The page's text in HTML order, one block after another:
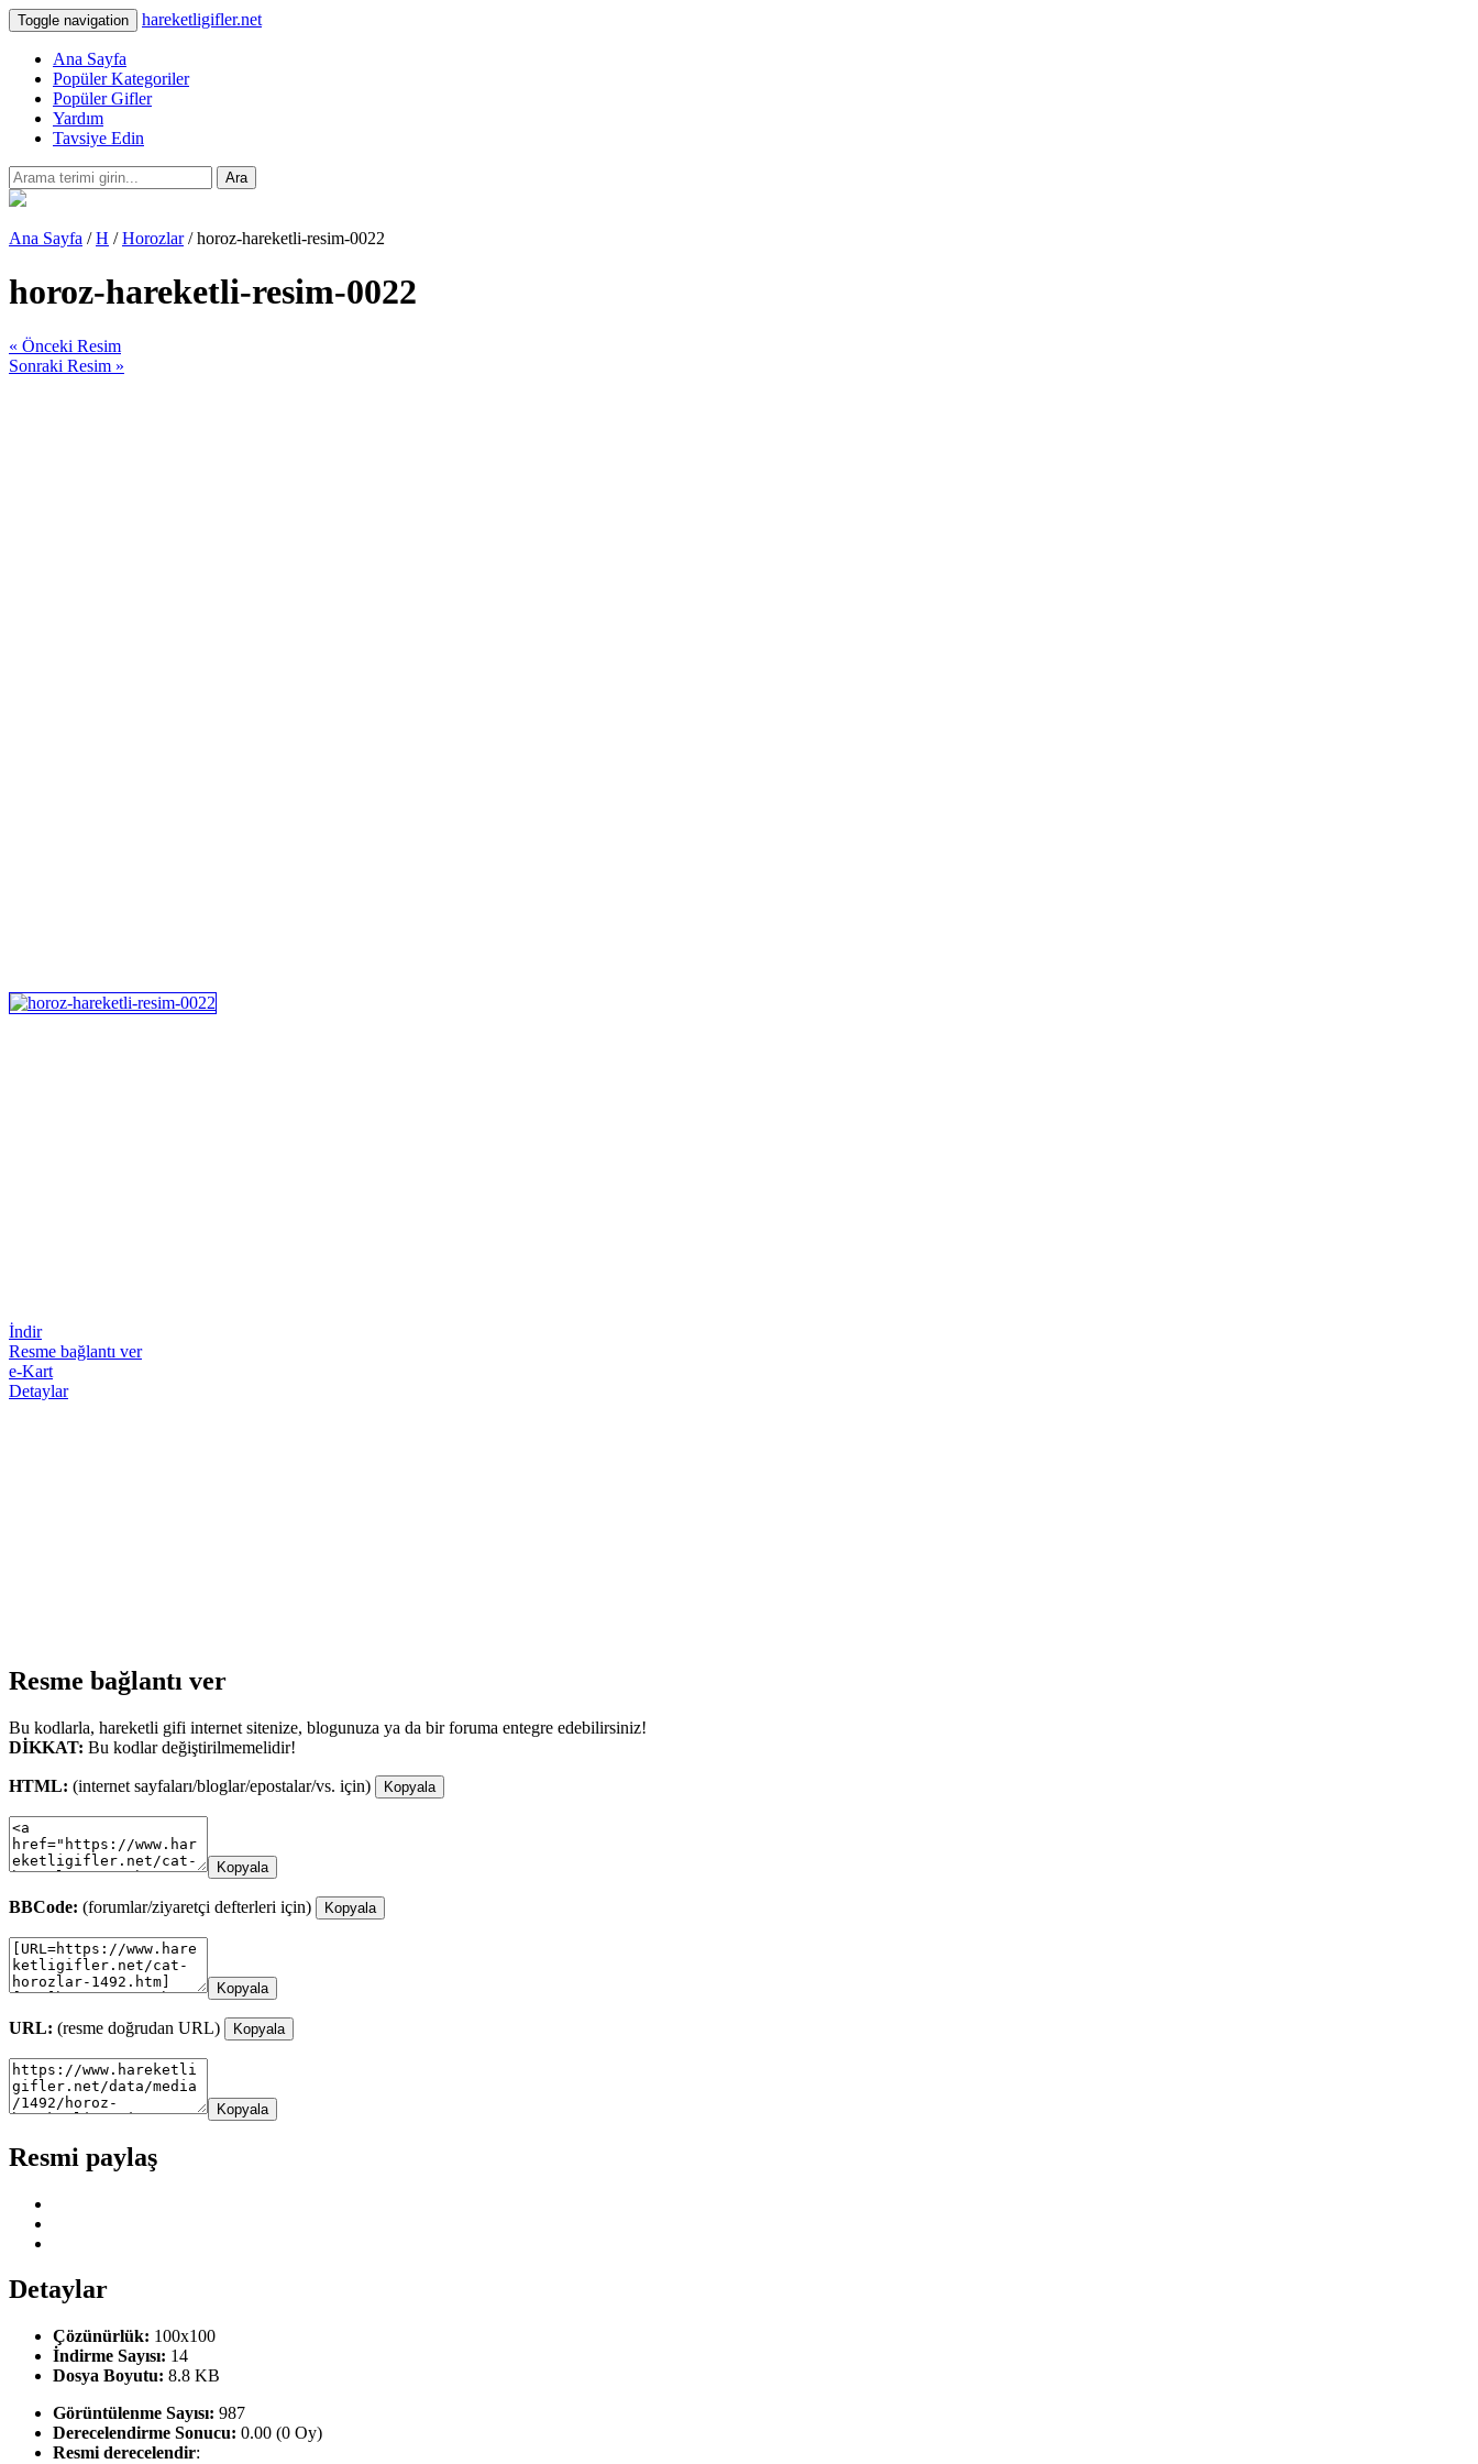
Toggle navigation hareketligifler.net
Ana Sayfa
Popüler Kategoriler
Popüler Gifler
Yardım
Tavsiye Edin
Ara
Ana Sayfa /H /Horozlar/ horoz-hareketli-resim-0022
horoz-hareketli-resim-0022
« Önceki Resim
Sonraki Resim »
İndir
Resme bağlantı ver
e-Kart
Detaylar
Resme bağlantı ver
Bu kodlarla, hareketli gifi internet sitenize, blogunuza ya da bir foruma entegre edebilirsiniz!
DİKKAT: Bu kodlar değiştirilmemelidir!
HTML: (internet sayfaları/bloglar/epostalar/vs. için) Kopyala
Kopyala
BBCode: (forumlar/ziyaretçi defterleri için) Kopyala
Kopyala
URL: (resme doğrudan URL) Kopyala
Kopyala
Resmi paylaş
Detaylar
Çözünürlük: 100x100
İndirme Sayısı: 14
Dosya Boyutu: 8.8 KB
Görüntülenme Sayısı: 987
Derecelendirme Sonucu: 0.00 (0 Oy)
Resmi derecelendir: